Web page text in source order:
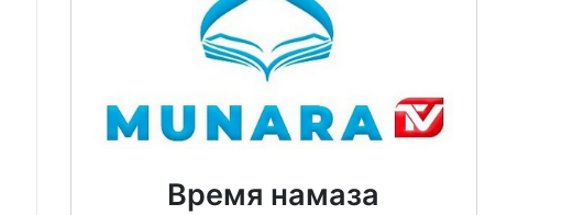
Время намаза